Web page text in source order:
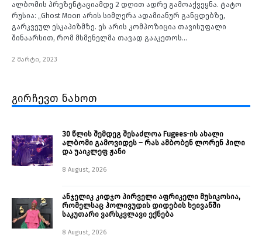
ალბომის პრეზენტაციამდე 2 დღით ადრე გამოაქვეყნა. ტატო
რუსია: „Ghost Moon არის სიმღერა ადამიანურ განცდებზე,
გარკვეულ ესკაპიზმზე. ეს არის კომპოზიცია თავისუფალი
შინაარსით, რომ მსმენელმა თავად გააკეთოს…
2 მარტი, 2023
გირჩევთ ნახოთ
30 წლის შემდეგ შესაძლოა Fugees-ის ახალი
ალბომი გამოვიდეს – რას ამბობენ ლორენ ჰილი
და უაიკლეფ ჟანი
8 August, 2026
ანჯელიკ კიდჯო პირველი აფრიკელი მუსიკოსია,
რომელსაც ჰოლივუდის დიდების ხეივანში
საკუთარი ვარსკვლავი ექნება
8 August, 2026